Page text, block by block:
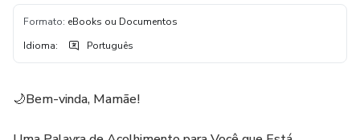
Formato: eBooks ou Documentos
Idioma: Português
🌙Bem-vinda, Mamãe!